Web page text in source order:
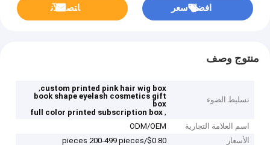
افضل سعر ﺎﺘﺼﻟ ﺍﻶﻧ
منتوج وصف
تسليط الضوء
custom printed pink hair wig box
,
book shape eyelash cosmetics gift
box
,
full color printed subscription box
اسم العلامة التجارية
ODM/OEM
الأسعار
$0.80/pieces 200-499 pieces